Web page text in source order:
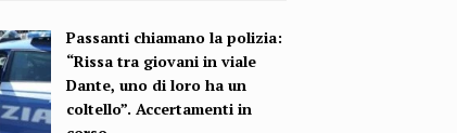
Passanti chiamano la polizia:
“Rissa tra giovani in viale
Dante, uno di loro ha un
coltello”. Accertamenti in